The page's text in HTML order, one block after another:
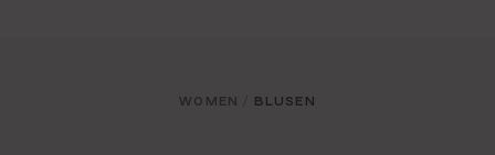
WOMEN BLUSEN